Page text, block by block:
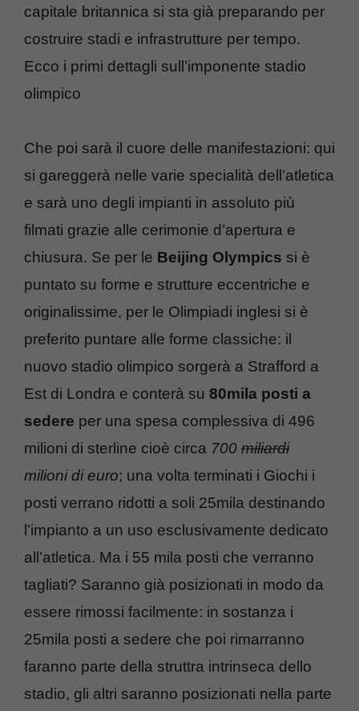
capitale britannica si sta già preparando per
costruire stadi e infrastrutture per tempo.
Ecco i primi dettagli sull’imponente stadio
olimpico
Che poi sarà il cuore delle manifestazioni: qui
si gareggerà nelle varie specialità dell’atletica
e sarà uno degli impianti in assoluto più
filmati grazie alle cerimonie d’apertura e
chiusura. Se per le Beijing Olympics si è
puntato su forme e strutture eccentriche e
originalissime, per le Olimpiadi inglesi si è
preferito puntare alle forme classiche: il
nuovo stadio olimpico sorgerà a Strafford a
Est di Londra e conterà su 80mila posti a
sedere per una spesa complessiva di 496
milioni di sterline cioè circa 700 miliardi
milioni di euro; una volta terminati i Giochi i
posti verrano ridotti a soli 25mila destinando
l’impianto a un uso esclusivamente dedicato
all’atletica. Ma i 55 mila posti che verranno
tagliati? Saranno già posizionati in modo da
essere rimossi facilmente: in sostanza i
25mila posti a sedere che poi rimarranno
faranno parte della struttra intrinseca dello
stadio, gli altri saranno posizionati nella parte